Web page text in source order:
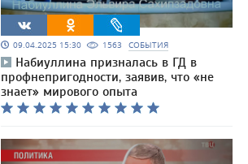
09.04.2025 15:30 1563 СОБЫТИЯ
Набиуллина призналась в ГД в
профнепригодности, заявив, что «не
знает» мирового опыта